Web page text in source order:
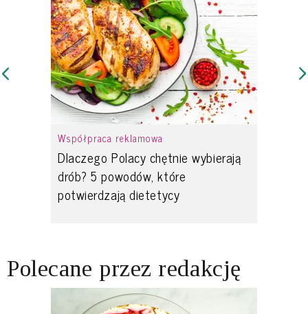
Współpraca reklamowa
Dlaczego Polacy chętnie wybierają
drób? 5 powodów, które
potwierdzają dietetycy
Polecane przez redakcję